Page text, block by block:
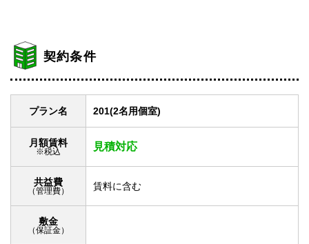
契約条件
プラン名 201(2名用個室)
月額賃料
※税込 見積対応
共益費
（管理費） 賃料に含む
敷金
（保証金）